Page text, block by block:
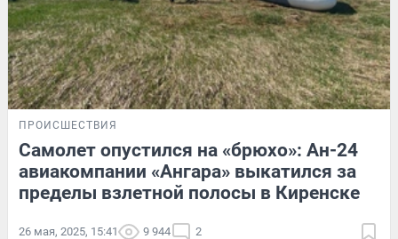
ПРОИСШЕСТВИЯ
Самолет опустился на «брюхо»: Ан-24
авиакомпании «Ангара» выкатился за
пределы взлетной полосы в Киренске
26 мая, 2025, 15:41 9 944 2